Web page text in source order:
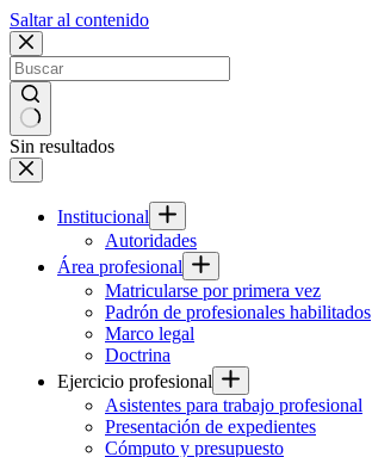
Saltar al contenido
Sin resultados
Institucional
Autoridades
Área profesional
Matricularse por primera vez
Padrón de profesionales habilitados
Marco legal
Doctrina
Ejercicio profesional
Asistentes para trabajo profesional
Presentación de expedientes
Cómputo y presupuesto